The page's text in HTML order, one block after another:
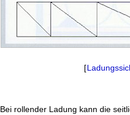
[
Bei rollender Ladung kann die